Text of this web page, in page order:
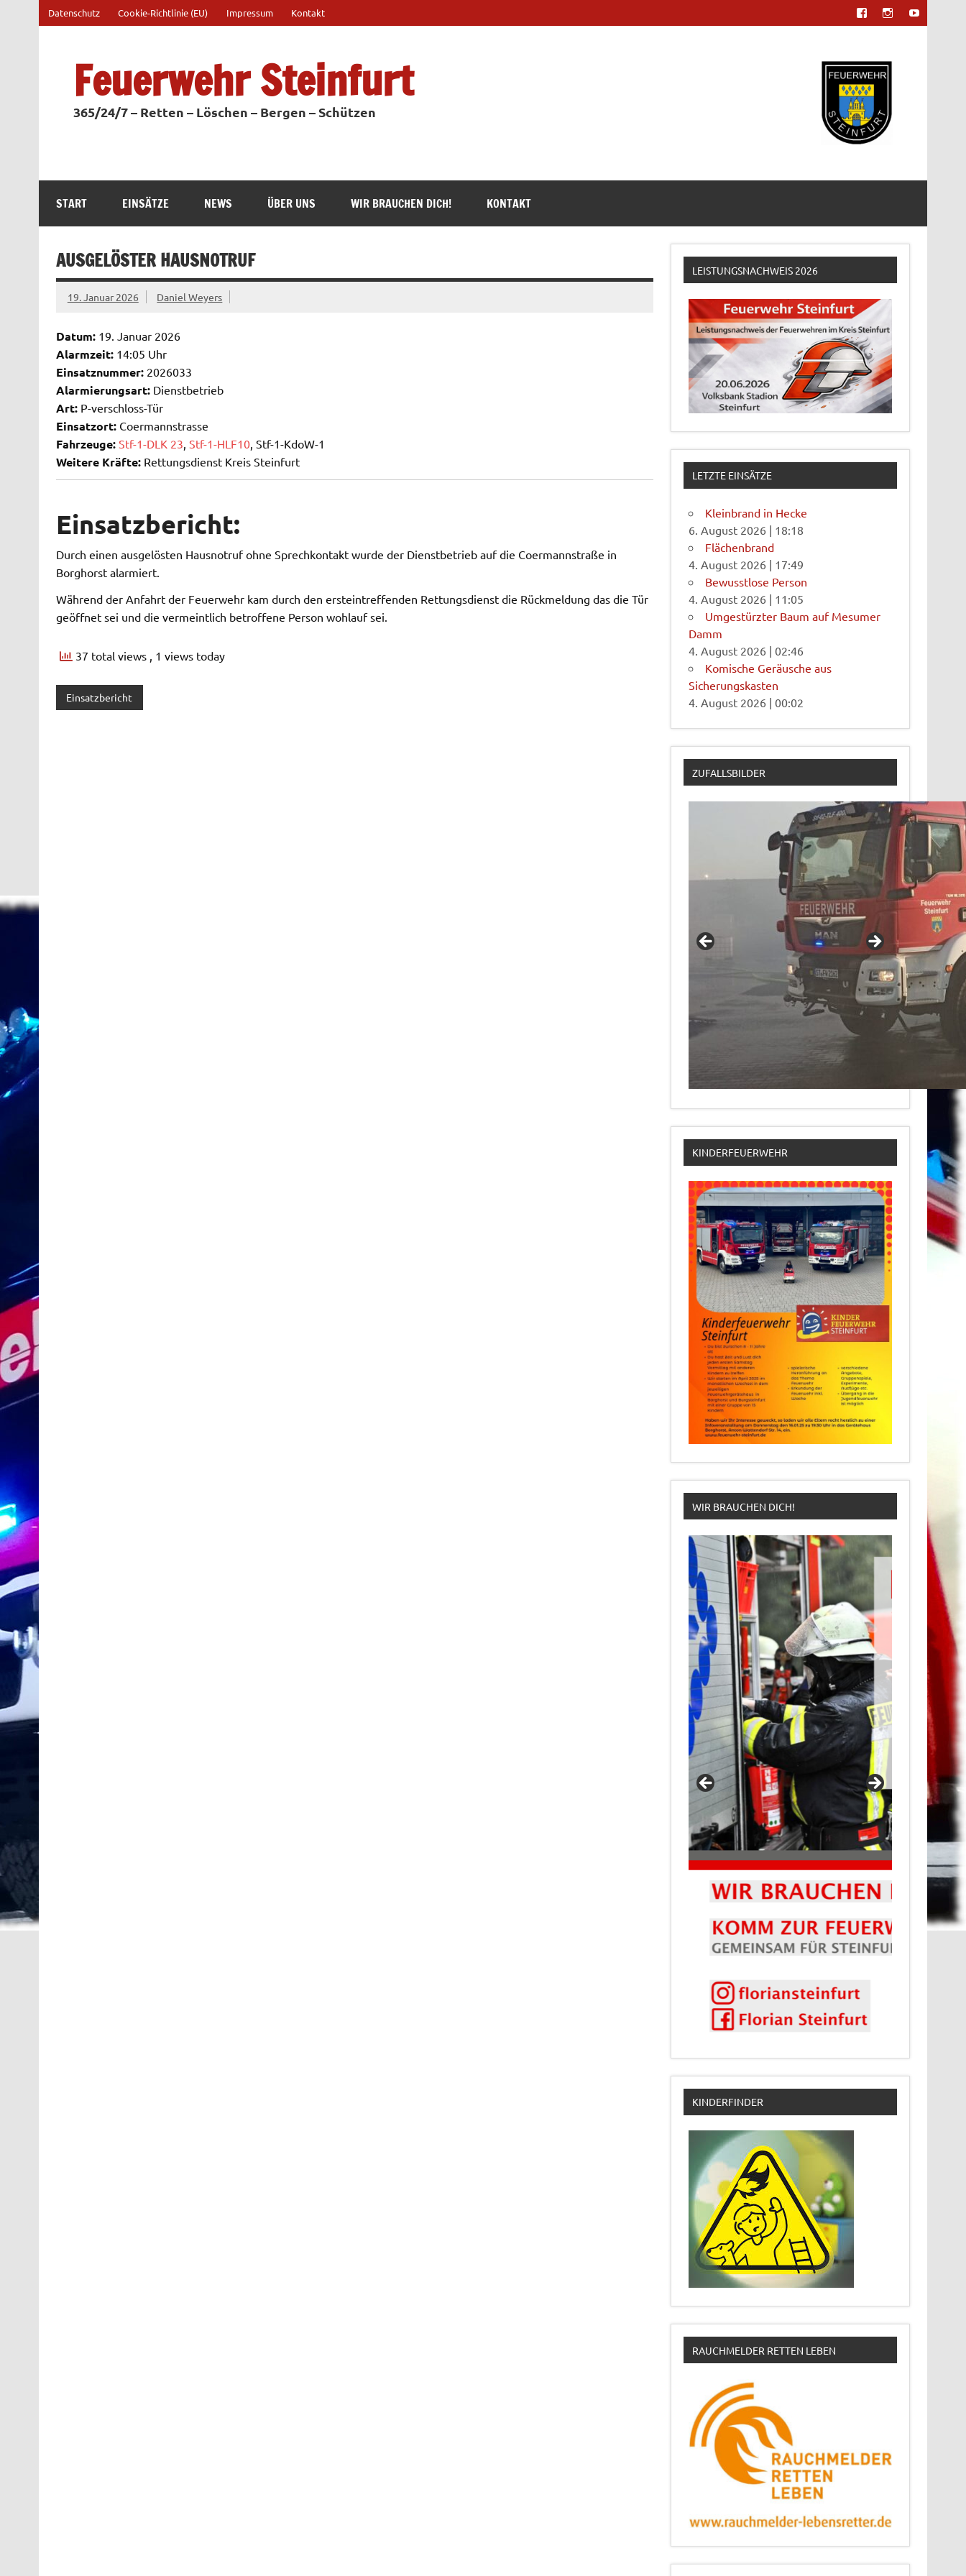
springen
Datenschutz Cookie-Richtlinie (EU) Impressum Kontakt
Feuerwehr Steinfurt
365/24/7 – Retten – Löschen – Bergen – Schützen
START EINSÄTZE NEWS ÜBER UNS WIR BRAUCHEN DICH! KONTAKT
AUSGELÖSTER HAUSNOTRUF
19. Januar 2026 Daniel Weyers
Datum:19. Januar 2026
Alarmzeit:14:05 Uhr
Einsatznummer:2026033
Alarmierungsart:Dienstbetrieb
Art:P-verschloss-Tür
Einsatzort:Coermannstrasse
Fahrzeuge: Stf-1-DLK 23, Stf-1-HLF10, Stf-1-KdoW-1
Weitere Kräfte:Rettungsdienst Kreis Steinfurt
Einsatzbericht:
Durch einen ausgelösten Hausnotruf ohne Sprechkontakt wurde der Dienstbetrieb auf die Coermannstraße in
Borghorst alarmiert.
Während der Anfahrt der Feuerwehr kam durch den ersteintreffenden Rettungsdienst die Rückmeldung das die Tür
geöffnet sei und die vermeintlich betroffene Person wohlauf sei.
37 total views , 1 views today
Einsatzbericht
LEISTUNGSNACHWEIS 2026
LETZTE EINSÄTZE
Kleinbrand in Hecke
6. August 2026 | 18:18
Flächenbrand
4. August 2026 | 17:49
Bewusstlose Person
4. August 2026 | 11:05
Umgestürzter Baum auf Mesumer
Damm
4. August 2026 |02:46
Komische Geräusche aus
Sicherungskasten
4. August 2026 |00:02
ZUFALLSBILDER
KINDERFEUERWEHR
WIR BRAUCHEN DICH!
KINDERFINDER
RAUCHMELDER RETTEN LEBEN